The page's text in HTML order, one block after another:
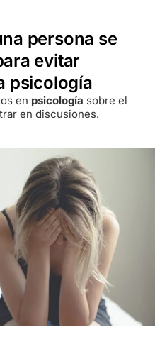
persona se
evitar
psicología
en psicología sobre el
en discusiones.